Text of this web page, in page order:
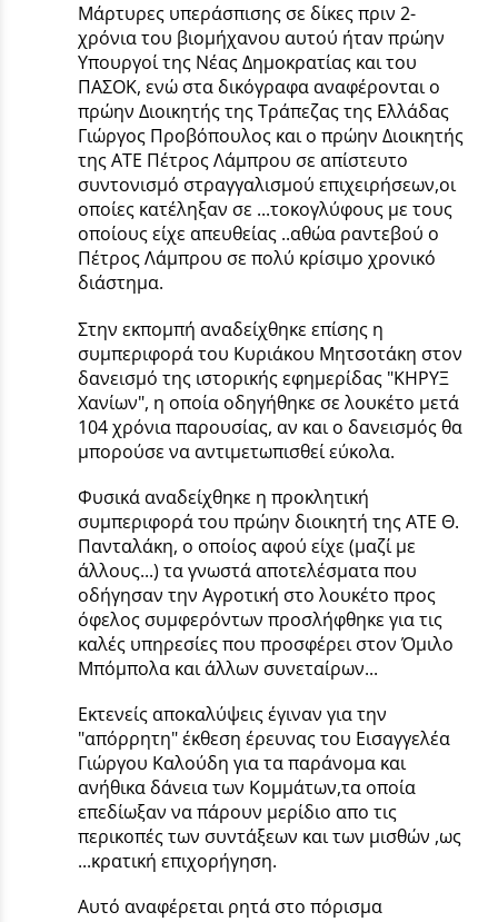
Μάρτυρες υπεράσπισης σε δίκες πριν 2-
χρόνια του βιομήχανου αυτού ήταν πρώην
Υπουργοί της Νέας Δημοκρατίας και του
ΠΑΣΟΚ, ενώ στα δικόγραφα αναφέρονται ο
πρώην Διοικητής της Τράπεζας της Ελλάδας
Γιώργος Προβόπουλος και ο πρώην Διοικητής
της ΑΤΕ Πέτρος Λάμπρου σε απίστευτο
συντονισμό στραγγαλισμού επιχειρήσεων,οι
οποίες κατέληξαν σε ...τοκογλύφους με τους
οποίους είχε απευθείας ..αθώα ραντεβού ο
Πέτρος Λάμπρου σε πολύ κρίσιμο χρονικό
διάστημα.
Στην εκπομπή αναδείχθηκε επίσης η
συμπεριφορά του Κυριάκου Μητσοτάκη στον
δανεισμό της ιστορικής εφημερίδας "ΚΗΡΥΞ
Χανίων", η οποία οδηγήθηκε σε λουκέτο μετά
104 χρόνια παρουσίας, αν και ο δανεισμός θα
μπορούσε να αντιμετωπισθεί εύκολα.
Φυσικά αναδείχθηκε η προκλητική
συμπεριφορά του πρώην διοικητή της ΑΤΕ Θ.
Πανταλάκη, ο οποίος αφού είχε (μαζί με
άλλους...) τα γνωστά αποτελέσματα που
οδήγησαν την Αγροτική στο λουκέτο προς
όφελος συμφερόντων προσλήφθηκε για τις
καλές υπηρεσίες που προσφέρει στον Όμιλο
Μπόμπολα και άλλων συνεταίρων...
Εκτενείς αποκαλύψεις έγιναν για την
"απόρρητη" έκθεση έρευνας του Εισαγγελέα
Γιώργου Καλούδη για τα παράνομα και
ανήθικα δάνεια των Κομμάτων,τα οποία
επεδίωξαν να πάρουν μερίδιο απο τις
περικοπές των συντάξεων και των μισθών ,ως
...κρατική επιχορήγηση.
Αυτό αναφέρεται ρητά στο πόρισμα